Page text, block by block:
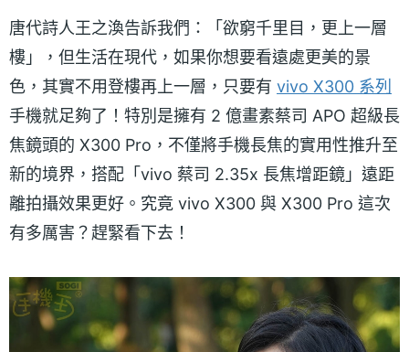
唐代詩人王之渙告訴我們：「欲窮千里目，更上一層
樓」，但生活在現代，如果你想要看遠處更美的景
色，其實不用登樓再上一層，只要有 vivo X300 系列
手機就足夠了！特別是擁有 2 億畫素蔡司 APO 超級長
焦鏡頭的 X300 Pro，不僅將手機長焦的實用性推升至
新的境界，搭配「vivo 蔡司 2.35x 長焦增距鏡」遠距
離拍攝效果更好。究竟 vivo X300 與 X300 Pro 這次
有多厲害？趕緊看下去！